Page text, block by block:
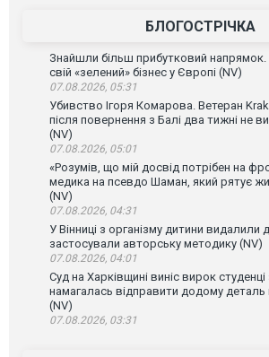
БЛОГОСТРІЧКА
Знайшли більш прибутковий напрямок.
свій «зелений» бізнес у Європі (NV)
07.08.2026, 05:31
Убивство Ігоря Комарова. Ветеран
після повернення з Балі два тижні не
(NV)
07.08.2026, 05:01
«Розумів, що мій досвід потрібен на
медика на псевдо Шаман, який рятує
(NV)
07.08.2026, 04:31
У Вінниці з організму дитини видалили
застосували авторську методику (NV)
07.08.2026, 04:01
Суд на Харківщині виніс вирок
намагалась відправити додому деталь
(NV)
07.08.2026, 03:31